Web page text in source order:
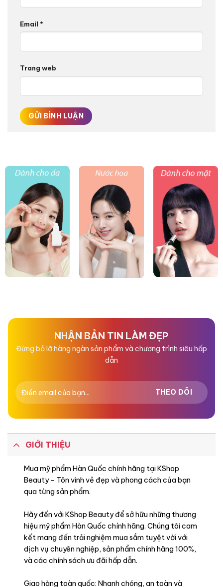
Email *
Trang web
NHẬN BẢN TIN LÀM ĐẸP
Đừng bỏ lỡ hàng ngàn sản phẩm và chương trình siêu hấp
dẫn
GIỚI THIỆU
Mua mỹ phẩm Hàn Quốc chính hãng tại KShop
Beauty - Tôn vinh vẻ đẹp và phong cách của bạn
qua từng sản phẩm.
Hãy đến với KShop Beauty để sở hữu những thương
hiệu mỹ phẩm Hàn Quốc chính hãng. Chúng tôi cam
kết mang đến trải nghiệm mua sắm tuyệt vời với
dịch vụ chuyên nghiệp, sản phẩm chính hãng 100%,
và các chính sách ưu đãi hấp dẫn.
Giao hàng toàn quốc: Nhanh chóng, an toàn và